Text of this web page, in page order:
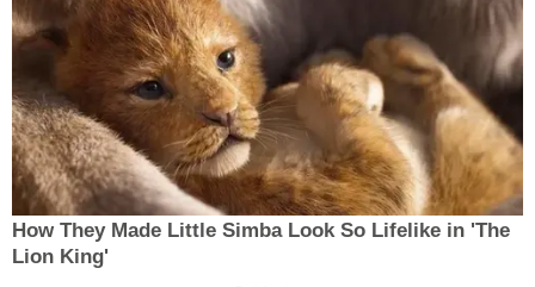
How They Made Little Simba Look So Lifelike in 'The
Lion King'